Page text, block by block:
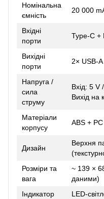
Номінальна
ємність
20 000
Вхідні
порти
Type-C +
Вихідні
порти
2× USB-A
Напруга /
сила
струму
Вхід: 5 V
Вихід на
Матеріали
корпусу
ABS +
Дизайн
Верхня
Розміри та
вага
~ 139 ×
даними)
Індикатор
LED-